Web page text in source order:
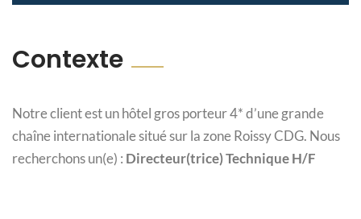
Contexte
Notre client est un hôtel gros porteur 4* d’une grande
chaîne internationale situé sur la zone Roissy CDG. Nous
recherchons un(e) : Directeur(trice) Technique H/F